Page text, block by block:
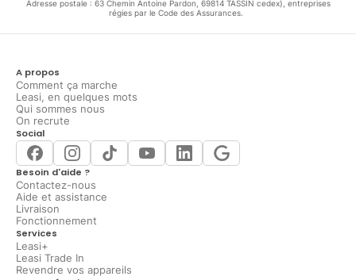
Adresse postale : 63 Chemin Antoine Pardon, 69814 TASSIN cedex), entreprises
régies par le Code des Assurances.
A propos
Comment ça marche
Leasi, en quelques mots
Qui sommes nous
On recrute
Social
Besoin d'aide ?
Contactez-nous
Aide et assistance
Livraison
Fonctionnement
Services
Leasi+
Leasi Trade In
Revendre vos appareils